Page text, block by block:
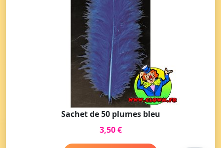
Sachet de 50 plumes bleu
3,50 €